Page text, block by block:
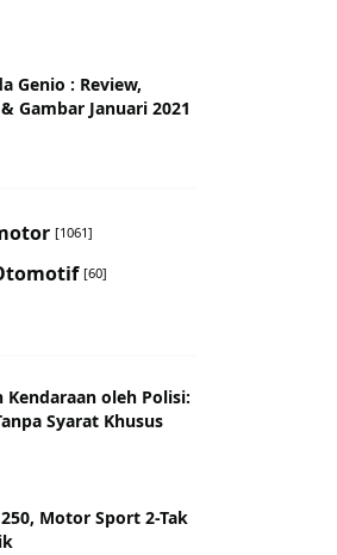
Genio : Review,
Gambar Januari 2021
[1061]
[60]
Kendaraan oleh Polisi:
Syarat Khusus
Motor Sport 2-Tak